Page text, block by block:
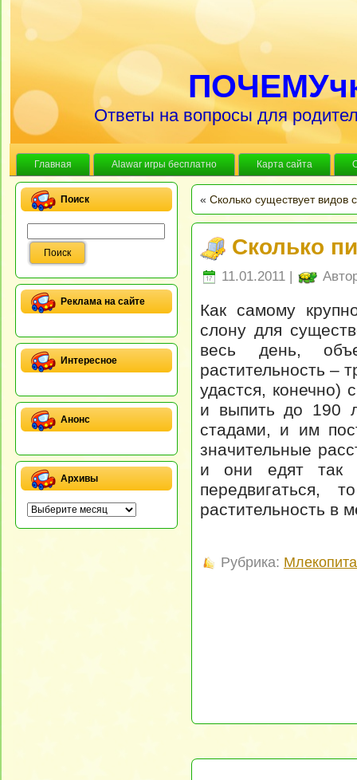
Ответы на вопросы для
Главная Alawar игры бесплатно Карта сайта
Поиск
Реклама на сайте
Интересное
Анонс
Архивы
« Сколько существует видов
Сколько
11.01.2011 |
Как самому
слону для
весь день,
растительность –
удастся, конечно)
и выпить до 190
стадами, и им
значительные
и они едят так
передвигаться,
растительность в
Рубрика: